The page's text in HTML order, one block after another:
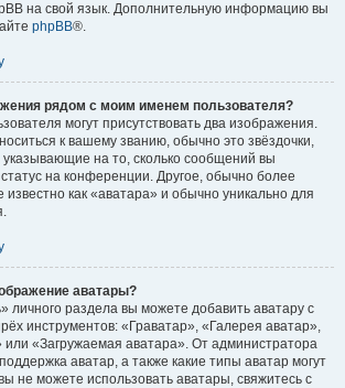
на свой язык. Дополнительную информацию вы
phpBB®.
рядом с моим именем пользователя?
могут присутствовать два изображения.
к вашему званию, обычно это звёздочки,
указывающие на то, сколько сообщений вы
на конференции. Другое, обычно более
как «аватара» и обычно уникально для
аватары?
личного раздела вы можете добавить аватару с
инструментов: «Граватар», «Галерея аватар»,
«Загружаемая аватара». От администратора
аватар, а также какие типы аватар могут
не можете использовать аватары, свяжитесь с